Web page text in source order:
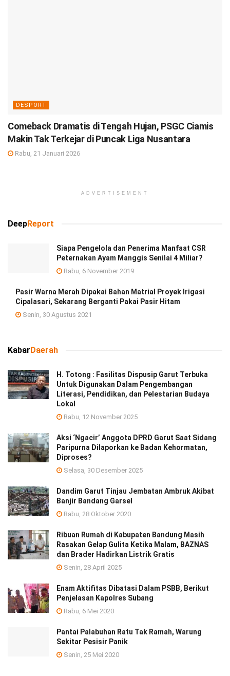
DESPORT
Comeback Dramatis di Tengah Hujan, PSGC Ciamis
Makin Tak Terkejar di Puncak Liga Nusantara
Rabu, 21 Januari 2026
ADVERTISEMENT
DeepReport
Siapa Pengelola dan Penerima Manfaat CSR
Peternakan Ayam Manggis Senilai 4 Miliar?
Rabu, 6 November 2019
Pasir Warna Merah Dipakai Bahan Matrial Proyek Irigasi
Cipalasari, Sekarang Berganti Pakai Pasir Hitam
Senin, 30 Agustus 2021
KabarDaerah
H. Totong : Fasilitas Dispusip Garut Terbuka
Untuk Digunakan Dalam Pengembangan
Literasi, Pendidikan, dan Pelestarian Budaya
Lokal
Rabu, 12 November 2025
Aksi ‘Ngacir’ Anggota DPRD Garut Saat Sidang
Paripurna Dilaporkan ke Badan Kehormatan,
Diproses?
Selasa, 30 Desember 2025
Dandim Garut Tinjau Jembatan Ambruk Akibat
Banjir Bandang Garsel
Rabu, 28 Oktober 2020
Ribuan Rumah di Kabupaten Bandung Masih
Rasakan Gelap Gulita Ketika Malam, BAZNAS
dan Brader Hadirkan Listrik Gratis
Senin, 28 April 2025
Enam Aktifitas Dibatasi Dalam PSBB, Berikut
Penjelasan Kapolres Subang
Rabu, 6 Mei 2020
Pantai Palabuhan Ratu Tak Ramah, Warung
Sekitar Pesisir Panik
Senin, 25 Mei 2020